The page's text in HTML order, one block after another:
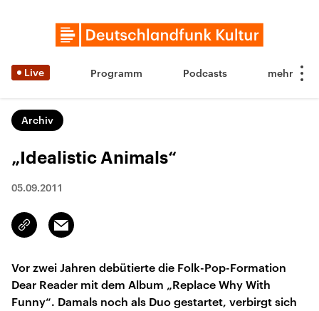
Live Programm Podcasts
Archiv
„Idealistic Animals“
05.09.2011
Link
kopieren/teilen
Email
Vor zwei Jahren debütierte die Folk-Pop-Formation
Dear Reader mit dem Album „Replace Why With
Funny“. Damals noch als Duo gestartet, verbirgt sich